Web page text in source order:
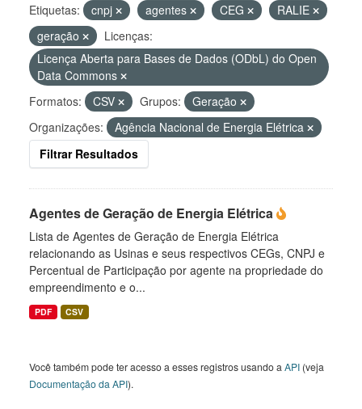
Etiquetas: cnpj agentes CEG
RALIE
geração
Licenças:
Licença Aberta para Bases de Dados (ODbL) do Open
Data Commons
Formatos:
CSV Grupos:
Geração
Organizações:
Agência Nacional de Energia Elétrica
Filtrar Resultados
Agentes de Geração de Energia Elétrica
Lista de Agentes de Geração de Energia Elétrica
relacionando as Usinas e seus respectivos CEGs, CNPJ e
Percentual de Participação por agente na propriedade do
empreendimento e o...
PDF CSV
Você também pode ter acesso a esses registros usando a API (veja
Documentação da API).